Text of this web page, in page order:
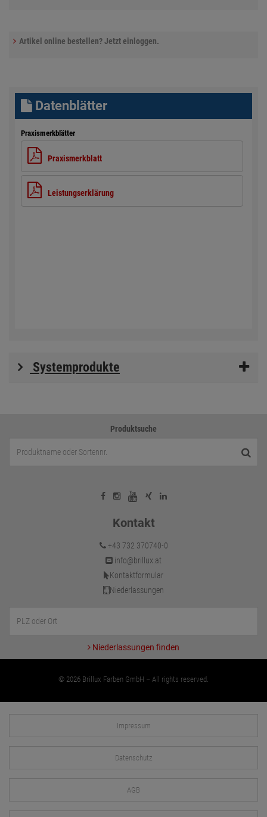
Artikel online bestellen? Jetzt einloggen.
Datenblätter
Praxismerkblätter
Praxismerkblatt
Leistungserklärung
Systemprodukte
Produktsuche
Kontakt
+43 732 370740-0
info@brillux.at
Kontaktformular
Niederlassungen
Niederlassungen finden
© 2026 Brillux Farben GmbH – All rights reserved.
Impressum
Datenschutz
AGB